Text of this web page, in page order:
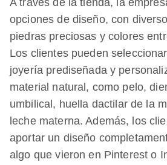
A través de la tienda, la
opciones de diseño, con
piedras preciosas y colores
Los clientes pueden
joyería prediseñada y
material natural, como pelo,
umbilical, huella dactilar de la
leche materna. Además, los
aportar un diseño
algo que vieron en Pinterest o